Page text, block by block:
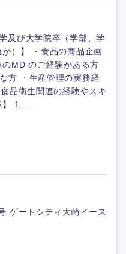
及び大学院卒（学部、学
）】 ・食品の商品企画
MD のご経験がある方
方 ・生産管理の実務経
品衛生関連の経験やスキ
1. ...
ゲートシティ大崎イース